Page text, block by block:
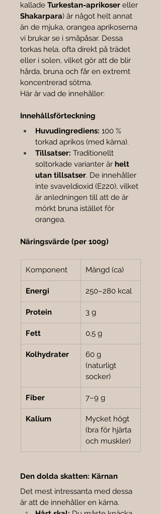
kallade Turkestan-aprikoser eller
Shakarpara) är något helt annat
än de mjuka, orangea aprikoserna
vi brukar se i småpåsar. Dessa
torkas hela, ofta direkt på trädet
eller i solen, vilket gör att de blir
hårda, bruna och får en extremt
koncentrerad sötma.
Här är vad de innehåller:
Innehållsförteckning
Huvudingrediens: 100 %
torkad aprikos (med kärna).
Tillsatser: Traditionellt
soltorkade varianter är helt
utan tillsatser. De innehåller
inte svaveldioxid (E220), vilket
är anledningen till att de är
mörkt bruna istället för
orangea.
Näringsvärde (per 100g)
Komponent Mängd (ca)
Energi 250–280 kcal
Protein 3 g
Fett 0,5 g
Kolhydrater
60 g
(naturligt
socker)
Fiber 7–9 g
Kalium
Mycket högt
(bra för hjärta
och muskler)
Den dolda skatten: Kärnan
Det mest intressanta med dessa
är att de innehåller en kärna.